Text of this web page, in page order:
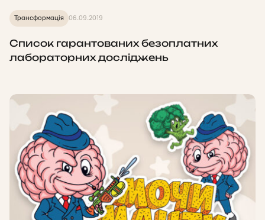
Трансформація 06.09.2019
Список гарантованих безоплатних
лабораторних досліджень